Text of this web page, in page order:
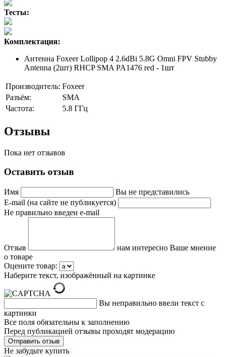
Тесты:
Комплектация:
Антенна Foxeer Lollipop 4 2.6dBi 5.8G Omni FPV Stubby
Antenna (2шт) RHCP SMA PA1476 red - 1шт
Производитель: Foxeer
Разъём:
SMA
Частота:
5.8 ГГц
Отзывы
Пока нет отзывов
Оставить отзыв
Имя
Вы не представились
E-mail (на сайте не публикуется)
Не правильно введен e-mail
Отзыв
нам интересно Ваше мнение
о товаре
Оцените товар:
Наберите текст, изображённый на картинке
Вы неправильно ввели текст с
картинки
Все поля обязательны к заполнению
Перед публикацией отзывы проходят модерацию
Не забудьте купить